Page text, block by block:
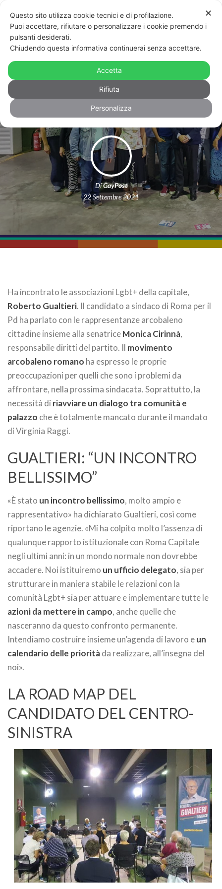
Roma, Gualtieri incontra le
associazioni: “Ufficio per la comunità
LGBT+”
DiGayPost
22 Settembre 2021
Ha incontrato le associazioni Lgbt+ della capitale,
Roberto Gualtieri. Il candidato a sindaco di Roma per il
Pd ha parlato con le rappresentanze arcobaleno
cittadine insieme alla senatriceMonica Cirinnà,
responsabile diritti del partito. Il movimento
arcobaleno romano ha espresso le proprie
preoccupazioni per quelli che sono i problemi da
affrontare, nella prossima sindacata. Soprattutto, la
necessità di riavviare un dialogo tra comunità e
palazzo che è totalmente mancato durante il mandato
di Virginia Raggi.
GUALTIERI: “UN INCONTRO
BELLISSIMO”
«È stato un incontro bellissimo, molto ampio e
rappresentativo» ha dichiarato Gualtieri, così come
riportano le agenzie. «Mi ha colpito molto l’assenza di
qualunque rapporto istituzionale con Roma Capitale
negli ultimi anni: in un mondo normale non dovrebbe
accadere. Noi istituiremo un ufficio delegato, sia per
strutturare in maniera stabile le relazioni con la
comunità Lgbt+ sia per attuare e implementare tutte le
azioni da mettere in campo, anche quelle che
nasceranno da questo confronto permanente.
Intendiamo costruire insieme un’agenda di lavoro eun
calendario delle prioritàda realizzare, all’insegna del
noi».
LA ROAD MAP DEL
CANDIDATO DEL CENTRO-
SINISTRA
✕
Questo sito utilizza cookie tecnici e di profilazione.
Puoi accettare, rifiutare o personalizzare i cookie premendo i
pulsanti desiderati.
Chiudendo questa informativa continuerai senza accettare.
Accetta
Rifiuta
Personalizza